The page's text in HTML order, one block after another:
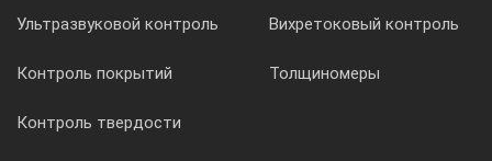
Ультразвуковой контроль Вихретоковый контроль
Контроль покрытий Толщиномеры
Контроль твердости